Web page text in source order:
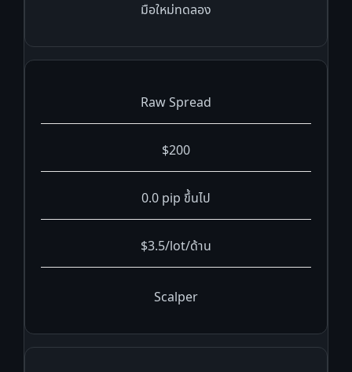
มือใหม่ทดลอง
Raw Spread
$200
0.0 pip ขึ้นไป
$3.5/lot/ด้าน
Scalper